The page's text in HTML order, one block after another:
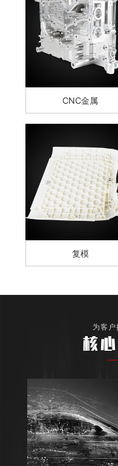
CNC金属
复模
为客
核